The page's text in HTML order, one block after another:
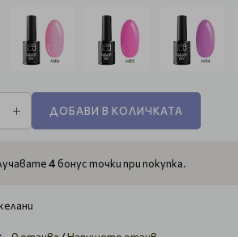
ДОБАВИ В КОЛИЧКАТА
4бонус точки при покупка.